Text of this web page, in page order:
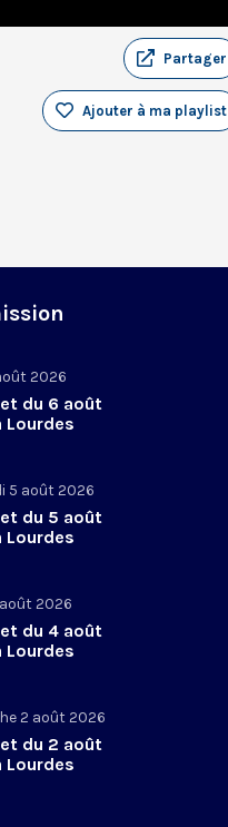
Partager
Ajouter à ma playlist
2026
du 6 août
Lourdes
5 août 2026
du 5 août
Lourdes
2026
du 4 août
Lourdes
2 août 2026
du 2 août
Lourdes